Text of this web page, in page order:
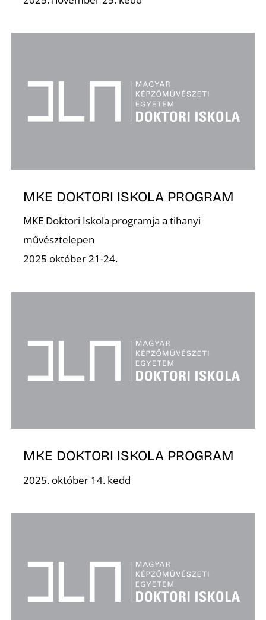
MKE DOKTORI ISKOLA PROGRAM
MKE Doktori Iskola programja a tihanyi
művésztelepen
2025 október 21-24.
MKE DOKTORI ISKOLA PROGRAM
2025. október 14. kedd